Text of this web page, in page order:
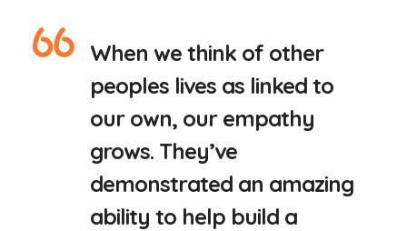
When we think of other
peoples lives as linked to
our own, our empathy
grows. They’ve
demonstrated an amazing
ability to help build a